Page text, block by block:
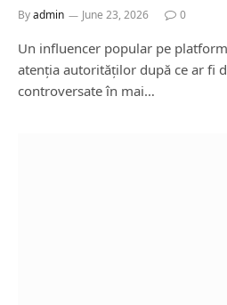
Byadmin June 23, 2026 0
Un influencer popular pe
atenția autorităților după ce ar fi
controversate în mai…